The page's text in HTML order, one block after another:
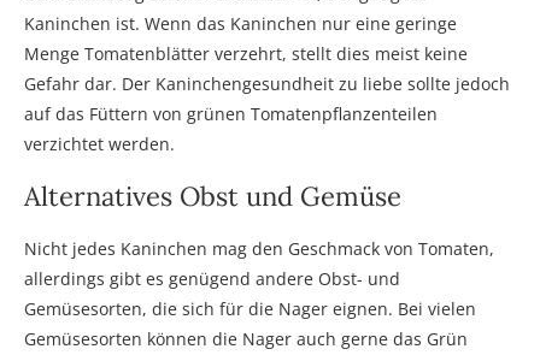
Kaninchen ist. Wenn das Kaninchen nur eine geringe
Menge Tomatenblätter verzehrt, stellt dies meist keine
Gefahr dar. Der Kaninchengesundheit zu liebe sollte jedoch
auf das Füttern von grünen Tomatenpflanzenteilen
verzichtet werden.
Alternatives Obst und Gemüse
Nicht jedes Kaninchen mag den Geschmack von Tomaten,
allerdings gibt es genügend andere Obst- und
Gemüsesorten, die sich für die Nager eignen. Bei vielen
Gemüsesorten können die Nager auch gerne das Grün